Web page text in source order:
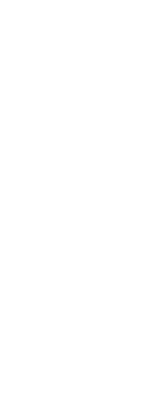
w nowym oknie